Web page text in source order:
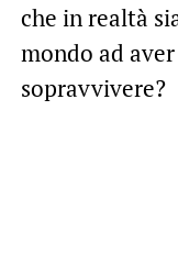
che in realtà
mondo ad
sopravvivere?